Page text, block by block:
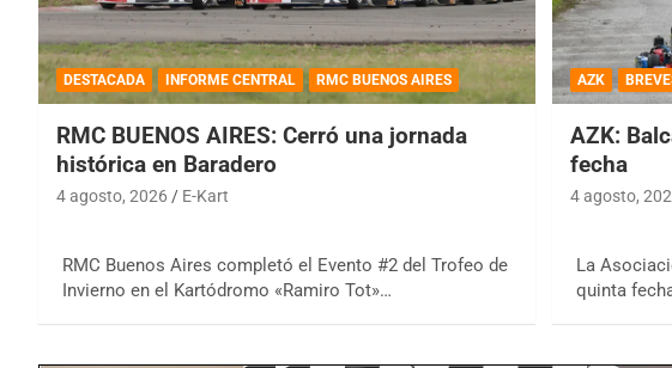
DESTACADA INFORME CENTRAL RMC BUENOS AIRES
RMC BUENOS AIRES: Cerró una jornada
histórica en Baradero
4 agosto, 2026 E-Kart
RMC Buenos Aires completó el Evento #2 del Trofeo de
Invierno en el Kartódromo «Ramiro Tot»…
AZK
AZK:
fecha
4 agosto,
La
quinta